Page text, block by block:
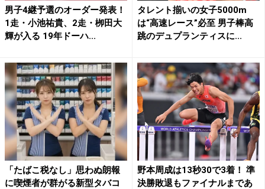
男子4継予選のオーダー発表！
1走・小池祐貴、2走・栁田大
輝が入る 19年ドーハ...
タレント揃いの女子5000m
は“高速レース”必至 男子棒高
跳のデュプランティスに...
「たばこ税なし」思わぬ朗報
に喫煙者が群がる新型タバコ
野本周成は13秒30で3着！ 準
決勝敗退もファイナルまであ